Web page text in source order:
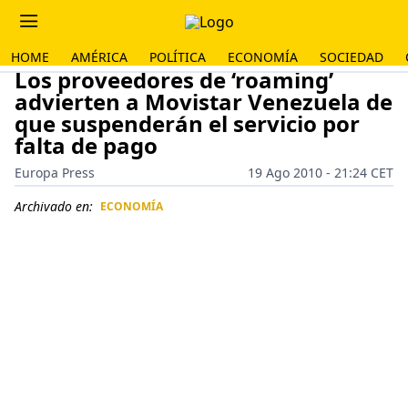
HOME AMÉRICA POLÍTICA ECONOMÍA SOCIEDAD
Los proveedores de ‘roaming’
advierten a Movistar Venezuela de
que suspenderán el servicio por
falta de pago
Europa Press
19 Ago 2010 - 21:24 CET
Archivado en: ECONOMÍA